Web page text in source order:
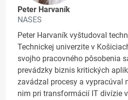
Peter Harvaník
NASES
Peter Harvaník vyštudoval
Technickej univerzite v
svojho pracovného pôsobenia
prevádzky biznis kritických
zavádzal procesy a vypracúval
nim pri transformácií IT divízie